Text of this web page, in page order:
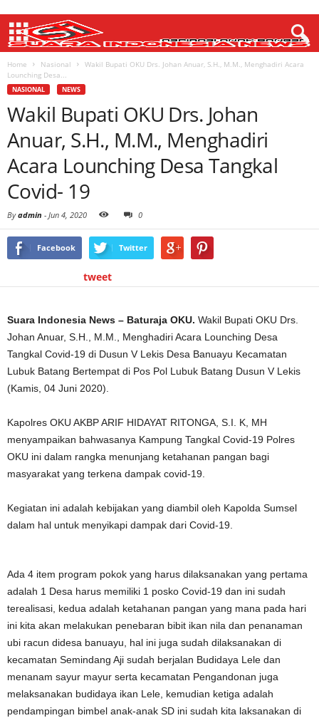
Home Nasional
Wakil Bupati OKU Drs. Johan Anuar, S.H., M.M., Menghadiri Acara
Lounching Desa...
NASIONAL NEWS
Wakil Bupati OKU Drs. Johan
Anuar, S.H., M.M., Menghadiri
Acara Lounching Desa Tangkal
Covid- 19
Byadmin - Jun 4, 2020 0
Facebook Twitter
tweet
Suara Indonesia News – Baturaja OKU. Wakil Bupati OKU Drs.
Johan Anuar, S.H., M.M., Menghadiri Acara Lounching Desa
Tangkal Covid-19 di Dusun V Lekis Desa Banuayu Kecamatan
Lubuk Batang Bertempat di Pos Pol Lubuk Batang Dusun V Lekis
(Kamis, 04 Juni 2020).
Kapolres OKU AKBP ARIF HIDAYAT RITONGA, S.I. K, MH
menyampaikan bahwasanya Kampung Tangkal Covid-19 Polres
OKU ini dalam rangka menunjang ketahanan pangan bagi
masyarakat yang terkena dampak covid-19.
Kegiatan ini adalah kebijakan yang diambil oleh Kapolda Sumsel
dalam hal untuk menyikapi dampak dari Covid-19.
Ada 4 item program pokok yang harus dilaksanakan yang pertama
adalah 1 Desa harus memiliki 1 posko Covid-19 dan ini sudah
terealisasi, kedua adalah ketahanan pangan yang mana pada hari
ini kita akan melakukan penebaran bibit ikan nila dan penanaman
ubi racun didesa banuayu, hal ini juga sudah dilaksanakan di
kecamatan Semindang Aji sudah berjalan Budidaya Lele dan
menanam sayur mayur serta kecamatan Pengandonan juga
melaksanakan budidaya ikan Lele, kemudian ketiga adalah
pendampingan bimbel anak-anak SD ini sudah kita laksanakan di